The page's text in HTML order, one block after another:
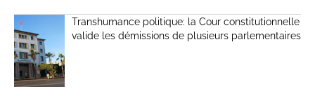
Transhumance politique: la Cour constitutionnelle
valide les démissions de plusieurs parlementaires